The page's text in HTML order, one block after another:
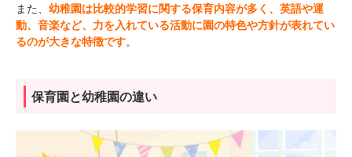
また、 幼稚園は比較的学習に関する保育内容が多く、英語や運
動、音楽など、力を入れている活動に園の特色や方針が表れてい
るのが大きな特徴です。
保育園と幼稚園の違い